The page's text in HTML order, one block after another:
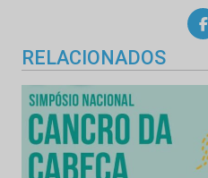
RELACIONADOS